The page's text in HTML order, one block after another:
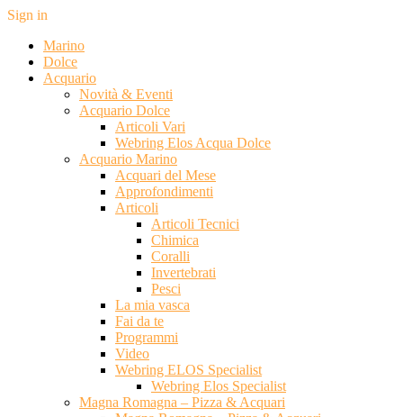
Sign in
Marino
Dolce
Acquario
Novità & Eventi
Acquario Dolce
Articoli Vari
Webring Elos Acqua Dolce
Acquario Marino
Acquari del Mese
Approfondimenti
Articoli
Articoli Tecnici
Chimica
Coralli
Invertebrati
Pesci
La mia vasca
Fai da te
Programmi
Video
Webring ELOS Specialist
Webring Elos Specialist
Magna Romagna – Pizza & Acquari